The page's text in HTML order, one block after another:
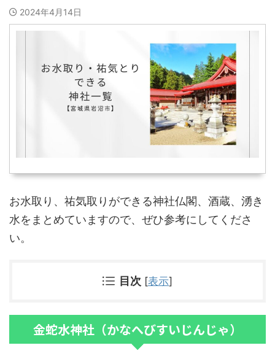
2024年4月14日
お水取り、祐気取りができる神社仏閣、酒蔵、湧き
水をまとめていますので、ぜひ参考にしてくださ
い。
目次 [表示]
金蛇水神社（かなへびすいじんじゃ）